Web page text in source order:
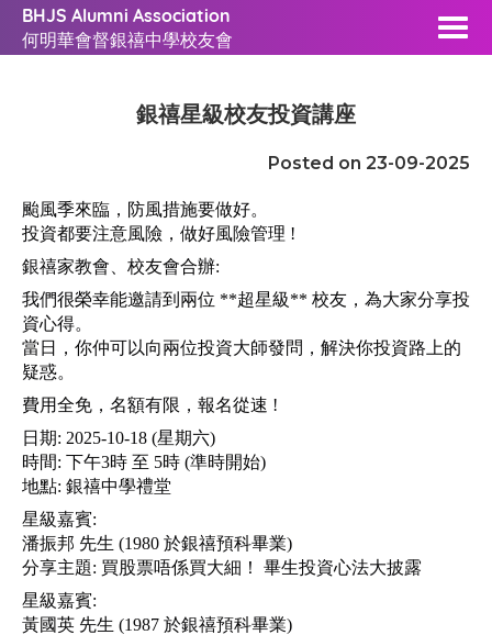
BHJS Alumni Association
何明華會督銀禧中學校友會
銀禧星級校友投資講座
Posted on 23-09-2025
颱風季來臨，防風措施要做好。
投資都要注意風險，做好風險管理 !
銀禧家教會、校友會合辦:
我們很榮幸能邀請到兩位 **超星級** 校友，為大家分享投
資心得。
當日，你仲可以向兩位投資大師發問，解決你投資路上的
疑惑。
費用全免，名額有限，報名從速 !
日期: 2025-10-18 (星期六)
時間: 下午3時 至 5時 (準時開始)
地點: 銀禧中學禮堂
星級嘉賓:
潘振邦 先生 (1980 於銀禧預科畢業)
分享主題: 買股票唔係買大細！ 畢生投資心法大披露
星級嘉賓:
黃國英 先生 (1987 於銀禧預科畢業)